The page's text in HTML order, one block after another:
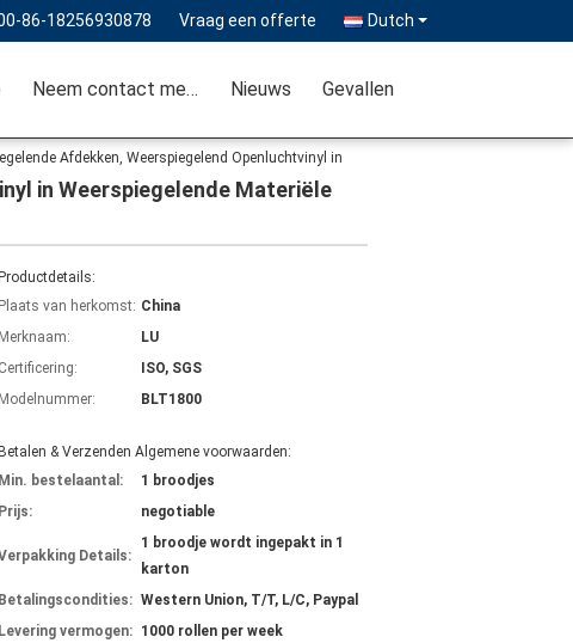
86-18256930878 Vraag een offerte Dutch
Neem contact met ons op Nieuws Gevallen
Afdekken, Weerspiegelend Openluchtvinyl in
in Weerspiegelende Materiële
Productdetails:
Plaats van herkomst: China
Merknaam:
LU
Certificering:
ISO, SGS
Modelnummer:
BLT1800
Betalen & Verzenden Algemene voorwaarden:
Min. bestelaantal:
1 broodjes
Prijs:
negotiable
Details:
1 broodje wordt ingepakt in 1
karton
Betalingscondities: Western Union, T/T, L/C, Paypal
Levering vermogen: 1000 rollen per week